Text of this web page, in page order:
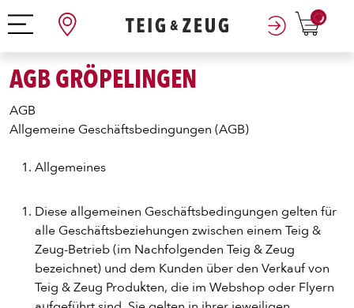
0
AGB GRÖPELINGEN
AGB
Allgemeine Geschäftsbedingungen (AGB)
Allgemeines
Diese allgemeinen Geschäftsbedingungen gelten für
alle Geschäftsbeziehungen zwischen einem Teig &
Zeug-Betrieb (im Nachfolgenden Teig & Zeug
bezeichnet) und dem Kunden über den Verkauf von
Teig & Zeug Produkten, die im Webshop oder Flyern